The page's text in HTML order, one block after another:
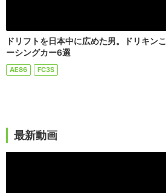
ドリフトを日本中に広めた男。ドリキン
ーシングカー6選
AE86 FC3S
最新動画